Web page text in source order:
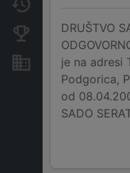
Konkurentne
Nekretnine i
DRUŠTVO
je na adresi
Podgorica,
od
SADO